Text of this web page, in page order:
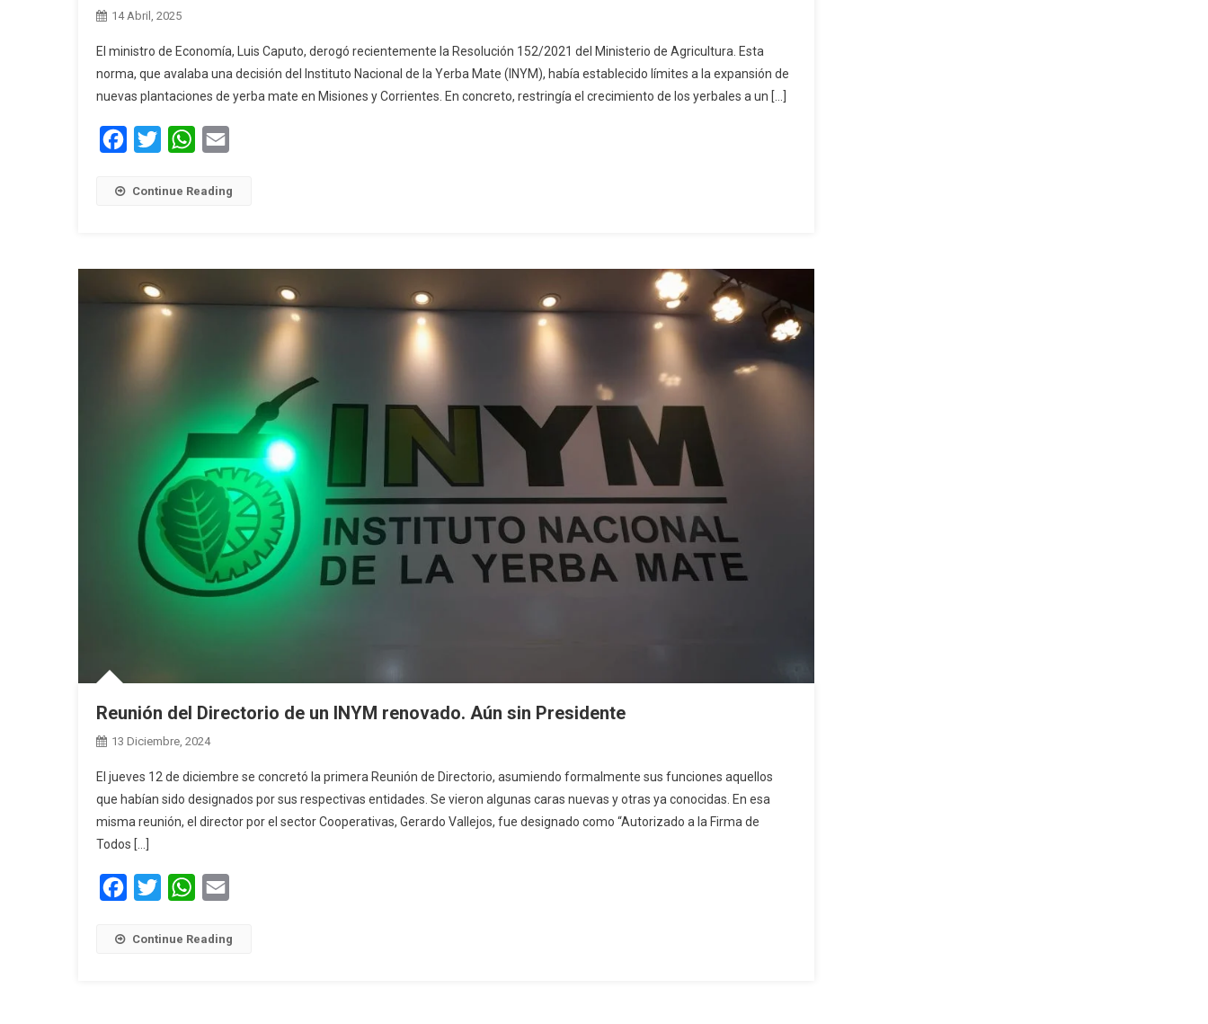
14 Abril, 2025
El ministro de Economía, Luis Caputo, derogó recientemente la Resolución 152/2021 del Ministerio de Agricultura. Esta
norma, que avalaba una decisión del Instituto Nacional de la Yerba Mate (INYM), había establecido límites a la expansión de
nuevas plantaciones de yerba mate en Misiones y Corrientes. En concreto, restringía el crecimiento de los yerbales a un […]
Facebook
Twitter WhatsApp
Continue Reading
Reunión del Directorio de un INYM renovado. Aún sin Presidente
13 Diciembre, 2024
El jueves 12 de diciembre se concretó la primera Reunión de Directorio, asumiendo formalmente sus funciones aquellos
que habían sido designados por sus respectivas entidades. Se vieron algunas caras nuevas y otras ya conocidas. En esa
misma reunión, el director por el sector Cooperativas, Gerardo Vallejos, fue designado como “Autorizado a la Firma de
Todos […]
Facebook
Twitter WhatsApp
Continue Reading